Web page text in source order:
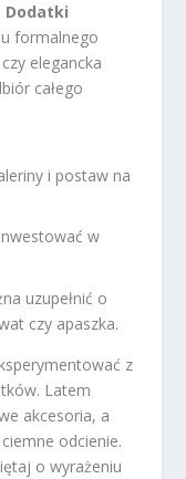
Dodatki
formalnego
elegancka
całego
i postaw na
w
uzupełnić o
czy apaszka.
z
Latem
akcesoria, a
odcienie.
o wyrażeniu